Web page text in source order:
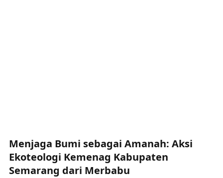
Menjaga Bumi sebagai Amanah: Aksi
Ekoteologi Kemenag Kabupaten
Semarang dari Merbabu